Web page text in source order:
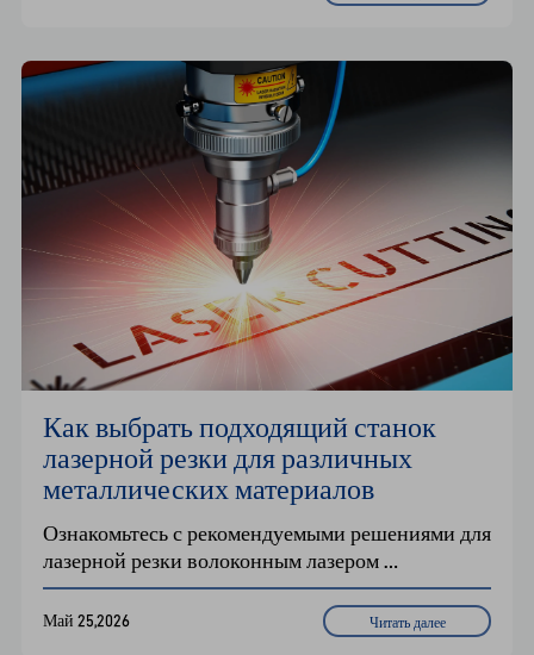
роботизированную автоматизацию. Узнайте, как
повышают точность, эффективность и
обеспечивают интеллектуальную обработку
листового металла.
Как выбрать подходящий станок
лазерной резки для различных
металлических материалов
Ознакомьтесь с рекомендуемыми решениями для
лазерной резки волоконным лазером
углеродистой стали, нержавеющей стали,
алюминия и титана. Узнайте о режущих газах,
мощности лазера и особенностях станков от
Май 25,2026 Читать далее